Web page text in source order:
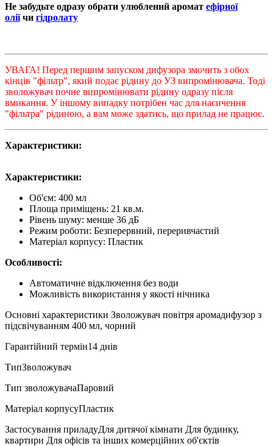
Не забудьте одразу обрати улюблений аромат ефірної
оліїчи гідролату
УВАГА! Перед першим запуском дифузора змочить з обох
кінців "фільтр", який подає рідину до УЗ випромінювача. Тоді
зволожувач почне випромінювати рідину одразу після
вмикання. У іншому випадку потрібен час для насичення
"фільтра" рідиною, а вам може здатись, що прилад не працює.
Характеристики:
Характеристики:
Об'єм: 400 мл
Площа приміщень: 21 кв.м.
Рівень шуму: менше 36 дБ
Режим роботи: Безперервний, переривчастий
Матеріал корпусу: Пластик
Особливості:
Автоматичне відключення без води
Можливість використання у якості нічника
Основні характеристики Зволожувач повітря аромадифузор з
підсвічуванням 400 мл, чорний
Гарантійний термін14 днів
ТипЗволожувач
Тип зволожувачаПаровий
Матеріал корпусуПластик
Застосування приладуДля дитячої кімнати Для будинку,
квартири Для офісів та інших комерційних об'єктів